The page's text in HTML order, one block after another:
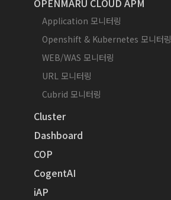
OPENMARU CLOUD APM
Application 모니터링
Openshift & Kubernetes 모니터링
WEB/WAS 모니터링
URL 모니터링
Cubrid 모니터링
Cluster
Dashboard
COP
CogentAI
iAP